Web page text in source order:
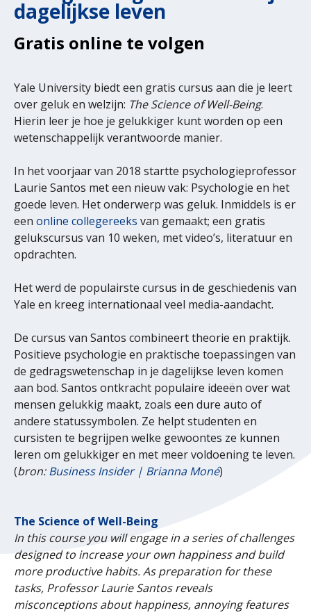
dagelijkse leven
Gratis online te volgen
Yale University biedt een gratis cursus aan die je leert
over geluk en welzijn: The Science of Well-Being.
Hierin leer je hoe je gelukkiger kunt worden op een
wetenschappelijk verantwoorde manier.
In het voorjaar van 2018 startte psychologieprofessor
Laurie Santos met een nieuw vak: Psychologie en het
goede leven. Het onderwerp was geluk. Inmiddels is er
een online collegereeks van gemaakt; een gratis
gelukscursus van 10 weken, met video’s, literatuur en
opdrachten.
Het werd de populairste cursus in de geschiedenis van
Yale en kreeg internationaal veel media-aandacht.
De cursus van Santos combineert theorie en praktijk.
Positieve psychologie en praktische toepassingen van
de gedragswetenschap in je dagelijkse leven komen
aan bod. Santos ontkracht populaire ideeën over wat
mensen gelukkig maakt, zoals een dure auto of
andere statussymbolen. Ze helpt studenten en
cursisten te begrijpen welke gewoontes ze kunnen
leren om gelukkiger en met meer voldoening te leven.
(bron:Business Insider | Brianna Moné)
The Science of Well-Being
In this course you will engage in a series of challenges
designed to increase your own happiness and build
more productive habits. As preparation for these
tasks, Professor Laurie Santos reveals
misconceptions about happiness, annoying features